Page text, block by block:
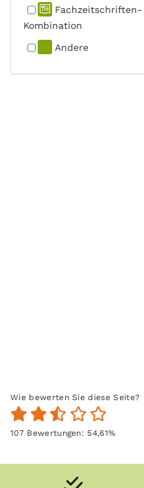
Fachzeit­schriften-
Kombination
Andere
Wie bewerten Sie diese Seite?
107Bewertungen: 54,61%